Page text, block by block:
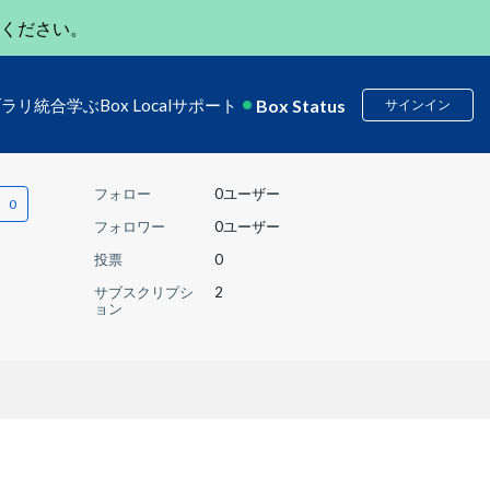
ださい。
リ 統合学ぶBox Localサポート Box Status サインイン
フォロー
0ユーザー
フォロワー
0ユーザー
投票
0
サブスクリプシ
ョン
2